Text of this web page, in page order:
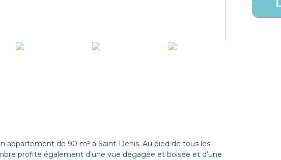
appartement de 90 m² à Saint-Denis. Au pied de tous les
profite également d'une vue dégagée et boisée et d’une